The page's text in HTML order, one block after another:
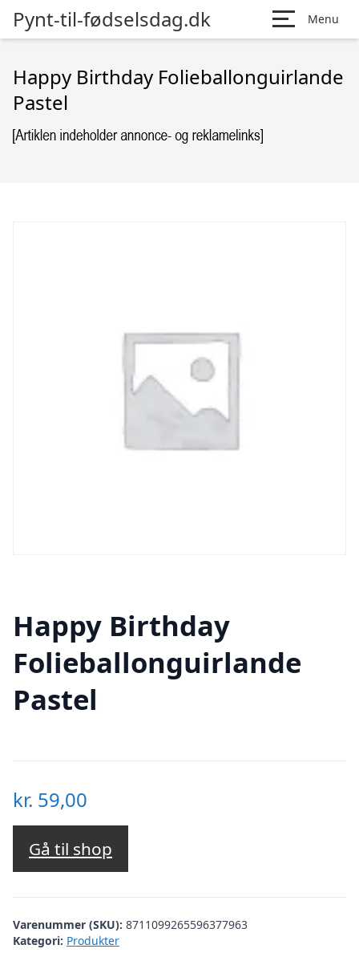
Pynt-til-fødselsdag.dk Menu
Happy Birthday Folieballonguirlande
Pastel
Happy Birthday
Folieballonguirlande
Pastel
kr. 59,00
Gå til shop
Varenummer (SKU): 8711099265596377963
Kategori: Produkter